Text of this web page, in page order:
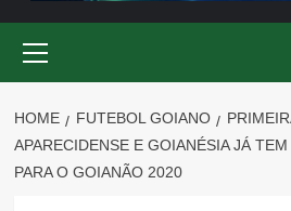
Menu
HOME FUTEBOL GOIANO
APARECIDENSE E GOIANÉSIA JÁ
PARA O GOIANÃO 2020